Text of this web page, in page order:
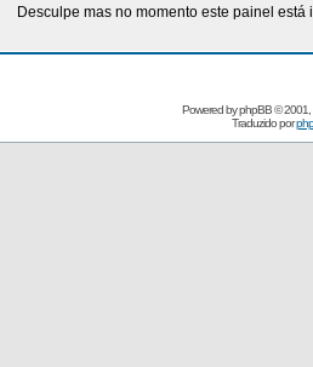
Desculpe mas no momento este painel
Powered byphpBB© 2001,
Traduzido por